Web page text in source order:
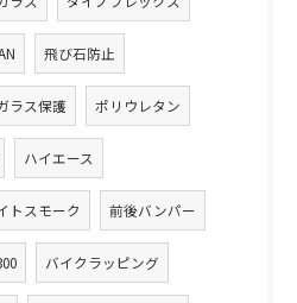
飛び石防止
ラス保護 ポリウレタン
ハイエース
トスモーク 前後バンパー
バイクラッピング